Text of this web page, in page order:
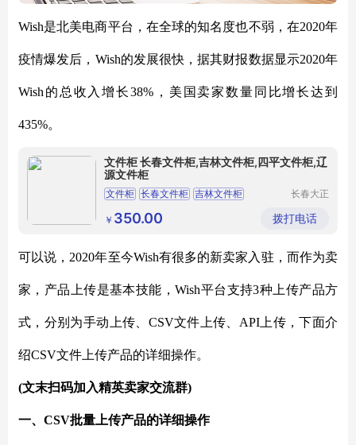
Wish是北美电商平台，在全球的知名度也不弱，在2020年
疫情爆发后，Wish的发展很快，据其财报数据显示2020年
Wish的总收入增长38%，美国卖家数量同比增长达到
435%。
文件柜 长春文件柜,吉林文件柜,四平文件柜,辽
源文件柜
文件柜 长春文件柜 吉林文件柜
四平文件柜
长春大正
制造有限
公司
￥ 350.00 拨打电话
可以说， 2020年至今Wish有很多的新卖家入驻，而作为卖
家，产品上传是基本技能，Wish平台支持3种上传产品方
式，分别为手动上传、CSV文件上传、API上传，下面介
绍CSV文件上传产品的详细操作。
(文末扫码加入精英卖家交流群)
一、 CSV批量上传产品的详细操作